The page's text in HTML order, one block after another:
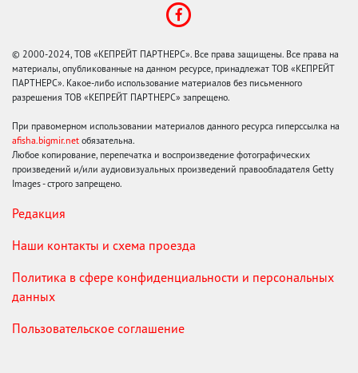
© 2000-2024, ТОВ «КЕПРЕЙТ ПАРТНЕРС». Все права защищены. Все права на
материалы, опубликованные на данном ресурсе, принадлежат ТОВ «КЕПРЕЙТ
ПАРТНЕРС». Какое-либо использование материалов без письменного
разрешения ТОВ «КЕПРЕЙТ ПАРТНЕРС» запрещено.
При правомерном использовании материалов данного ресурса гиперссылка на
afisha.bigmir.net обязательна.
Любое копирование, перепечатка и воспроизведение фотографических
произведений и/или аудиовизуальных произведений правообладателя Getty
Images - строго запрещено.
Редакция
Наши контакты и схема проезда
Политика в сфере конфиденциальности и персональных
данных
Пользовательское соглашение